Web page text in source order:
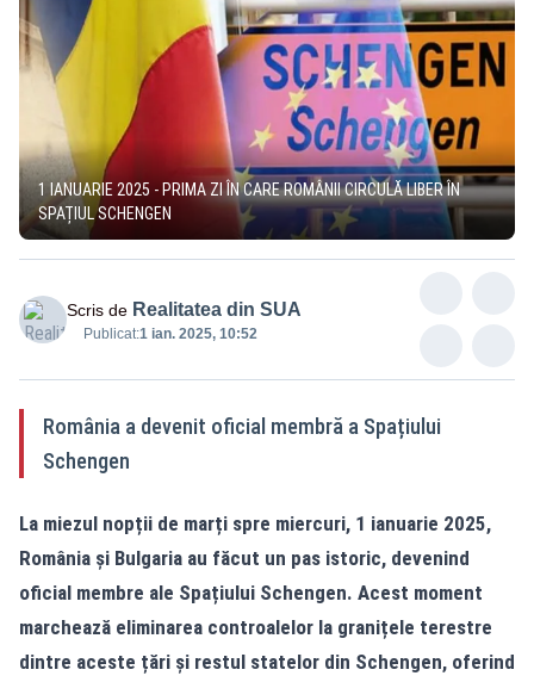
1 IANUARIE 2025 - PRIMA ZI ÎN CARE ROMÂNII CIRCULĂ LIBER ÎN
SPAȚIUL SCHENGEN
Scris de Realitatea din SUA
Publicat:1 ian. 2025, 10:52
România a devenit oficial membră a Spațiului
Schengen
La miezul nopții de marți spre miercuri, 1 ianuarie 2025,
România și Bulgaria au făcut un pas istoric, devenind
oficial membre ale Spațiului Schengen. Acest moment
marchează eliminarea controalelor la granițele terestre
dintre aceste țări și restul statelor din Schengen, oferind